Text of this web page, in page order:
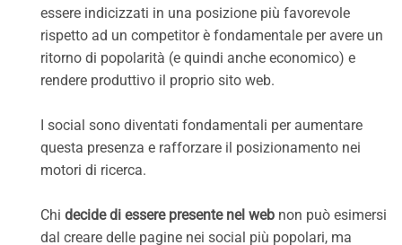
essere indicizzati in una posizione più favorevole
rispetto ad un competitor è fondamentale per avere un
ritorno di popolarità (e quindi anche economico) e
rendere produttivo il proprio sito web.
I social sono diventati fondamentali per aumentare
questa presenza e rafforzare il posizionamento nei
motori di ricerca.
Chi decide di essere presente nel web non può esimersi
dal creare delle pagine nei social più popolari, ma